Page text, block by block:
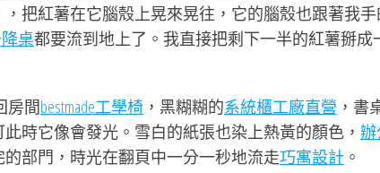
把紅薯在它腦殼上晃來晃往，它的腦殼也跟著我
降桌都要流到地上了。我直接把剩下一半的紅薯掰成
房間bestmade工學椅 ，黑糊糊的系統櫃工廠直營 ，書
時它像會發光。雪白的紙張也染上熱黃的顏色，
部門，時光在翻頁中一分一秒地流走巧寓設計 。